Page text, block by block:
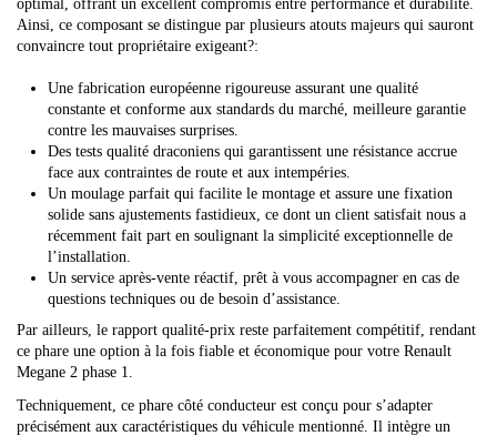
optimal, offrant un excellent compromis entre performance et durabilité.
Ainsi, ce composant se distingue par plusieurs atouts majeurs qui sauront
convaincre tout propriétaire exigeant?:
Une fabrication européenne rigoureuse assurant une qualité
constante et conforme aux standards du marché, meilleure garantie
contre les mauvaises surprises.
Des tests qualité draconiens qui garantissent une résistance accrue
face aux contraintes de route et aux intempéries.
Un moulage parfait qui facilite le montage et assure une fixation
solide sans ajustements fastidieux, ce dont un client satisfait nous a
récemment fait part en soulignant la simplicité exceptionnelle de
l’installation.
Un service après-vente réactif, prêt à vous accompagner en cas de
questions techniques ou de besoin d’assistance.
Par ailleurs, le rapport qualité-prix reste parfaitement compétitif, rendant
ce phare une option à la fois fiable et économique pour votre Renault
Megane 2 phase 1.
Techniquement, ce phare côté conducteur est conçu pour s’adapter
précisément aux caractéristiques du véhicule mentionné. Il intègre un